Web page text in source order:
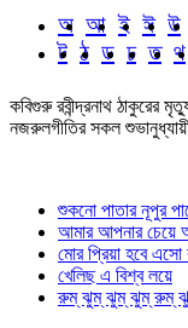
অ আ ই ঈ উ
ট ঠ ড ঢ ত থ
কবিগুরু রবীন্দ্রনাথ ঠাকুরের
নজরুলগীতির সকল
শুকনো পাতার নূপুর
আমার আপনার চেয়ে
মোর প্রিয়া হবে এসো
খেলিছ এ বিশ্ব লয়ে
রুম্ ঝুম্ ঝুম্ ঝুম্ রুম্